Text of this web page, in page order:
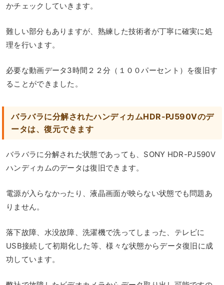
かチェックしていきます。
難しい部分もありますが、熟練した技術者が丁寧に確実に処
理を行います。
必要な動画データ3時間２２分（１００パーセント）を復旧す
ることができました。
バラバラに分解されたハンディカムHDR-PJ590Vのデ
ータは、復元できます
バラバラに分解された状態であっても、SONY HDR-PJ590V
ハンディカムのデータは復旧できます。
電源が入らなかったり、液晶画面が映らない状態でも問題あ
りません。
落下故障、水没故障、洗濯機で洗ってしまった、テレビに
USB接続して初期化した等、様々な状態からデータ復旧に成
功しています。